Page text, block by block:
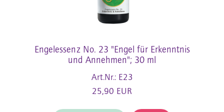
Engelessenz No. 23 "Engel für Erkenntnis
und Annehmen"; 30 ml
Art.Nr.: E23
25,90 EUR